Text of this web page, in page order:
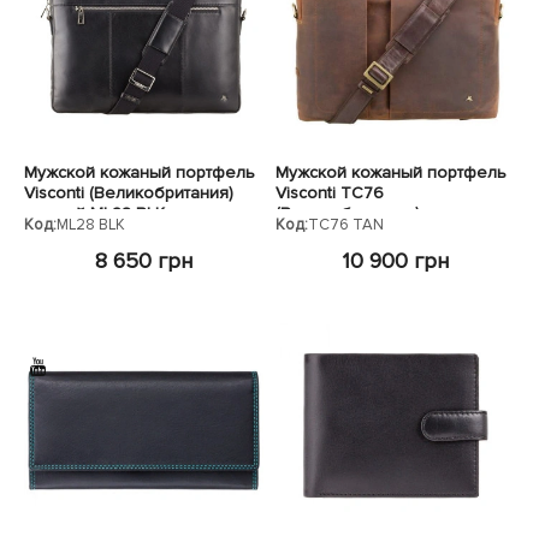
Мужской кожаный портфель
Visconti (Великобритания)
черный ML28 BLK
Код:ML28 BLK
8 650 грн
Мужской кожаный портфель
Visconti TC76
(Великобритания)
коричневый TC76 TAN
Код:TC76 TAN
10 900 грн